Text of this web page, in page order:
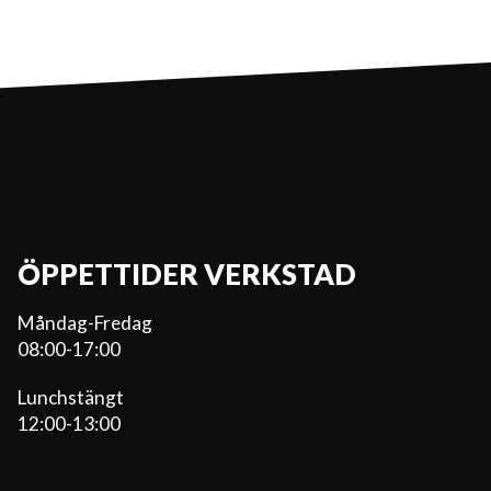
ÖPPETTIDER VERKSTAD
Måndag-Fredag
08:00-17:00
Lunchstängt
12:00-13:00